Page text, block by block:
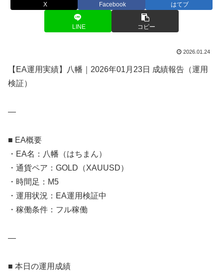
X Facebook はてブ
LINE コピー
2026.01.24
【EA運用実績】八幡｜2026年01月23日 成績報告（運用
検証）
—
■ EA概要
・EA名：八幡（はちまん）
・通貨ペア：GOLD（XAUUSD）
・時間足：M5
・運用状況：EA運用検証中
・稼働条件：フル稼働
—
■ 本日の運用成績